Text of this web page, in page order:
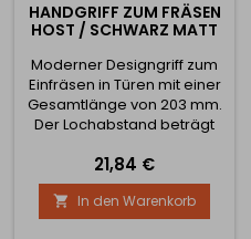
HANDGRIFF ZUM FRÄSEN
HOST / SCHWARZ MATT
Moderner Designgriff zum
Einfräsen in Türen mit einer
Gesamtlänge von 203 mm.
Der Lochabstand beträgt
Befestigungsloch ist 200 x
38 mm groß und 14,5 mm
tief.
Preis
21,84 €
 In den Warenkorb